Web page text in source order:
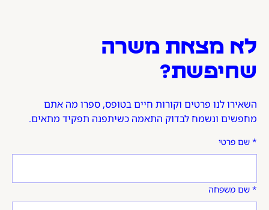
לא מצאת משרה
שחיפשת?
השאירו לנו פרטים וקורות חיים בטופס, ספרו מה אתם
מחפשים ונשמח לבדוק התאמה כשיתפנה תפקיד מתאים.
שם פרטי
שם משפחה